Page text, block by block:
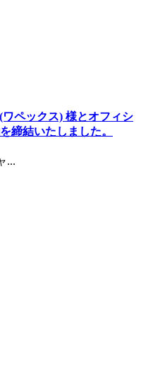
ワペックス) 様とオフィシ
締結いたしました。
...